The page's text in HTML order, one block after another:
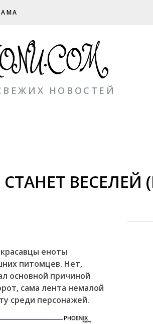
НОВОСТЕЙ
ВЕСЕЛЕЙ
еноты
питомцев. Нет,
основной причиной
сама лента немалой
среди персонажей.